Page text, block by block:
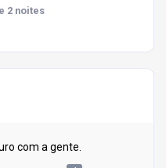
2 noites
com a gente.